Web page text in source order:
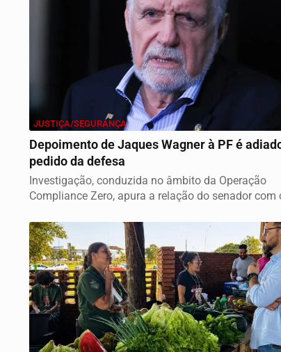
JUSTIÇA/SEGURANÇA
Depoimento de Jaques Wagner à PF é
pedido da defesa
Investigação, conduzida no âmbito da Operação
Compliance Zero, apura a relação do senador com